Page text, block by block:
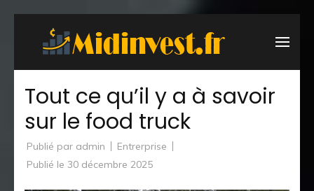
Entrée)
entreprise,
finance et
Tout ce qu’il y a à savoir
sur le food truck
Publié par admin
Entrerprise
Publié le 30 décembre 2025